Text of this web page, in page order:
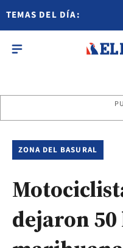
TEMAS DEL DÍA:
ZONA DEL BASURAL
dejaron